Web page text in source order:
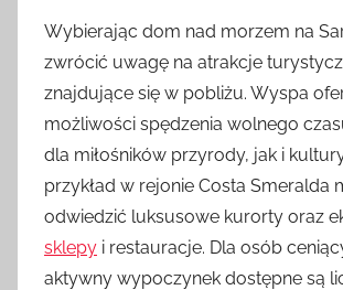
Wybierając dom nad morzem na
zwrócić uwagę na atrakcje
znajdujące się w pobliżu. Wyspa
możliwości spędzenia wolnego
dla miłośników przyrody, jak i
przykład w rejonie Costa Smeralda
odwiedzić luksusowe kurorty oraz
sklepy i restauracje. Dla osób
aktywny wypoczynek dostępne są